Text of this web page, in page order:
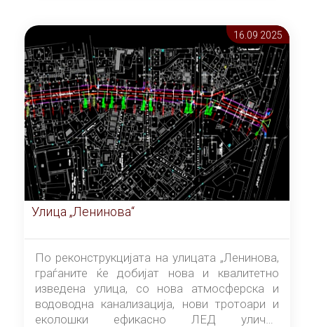
16.09 2025
Улица „Ленинова“
По реконструкцијата на улицата „Ленинова,
граѓаните ќе добијат нова и квалитетно
изведена улица, со нова атмосферска и
водоводна канализација, нови тротоари и
еколошки ефикасно ЛЕД улично